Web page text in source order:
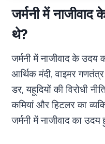
जर्मनी में
थे?
जर्मनी में नाजीवाद के उदय
आर्थिक मंदी, वाइमर
डर, यहूदियों की विरोधी
कमियां और हिटलर का
जर्मनी में नाजीवाद का